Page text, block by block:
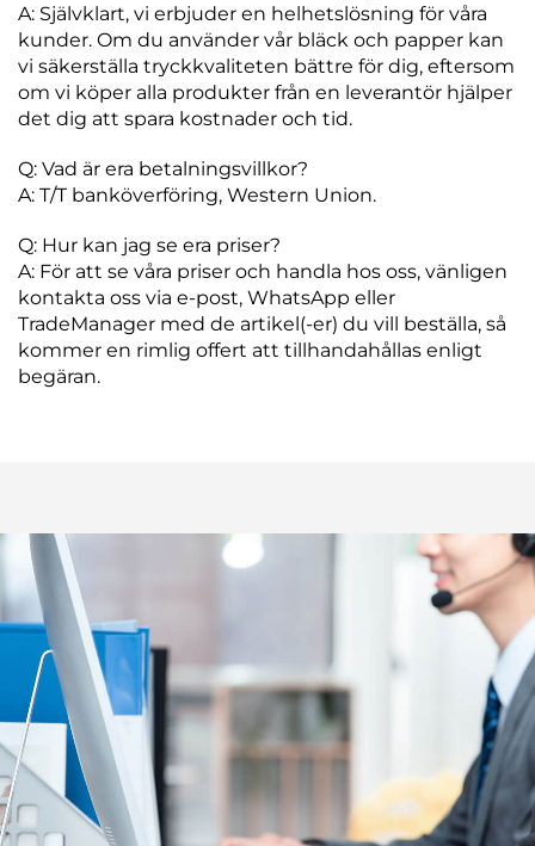
A: Självklart, vi erbjuder en helhetslösning för våra
kunder. Om du använder vår bläck och papper kan
vi säkerställa tryckkvaliteten bättre för dig, eftersom
om vi köper alla produkter från en leverantör hjälper
det dig att spara kostnader och tid.
Q: Vad är era betalningsvillkor?
A: T/T banköverföring, Western Union.
Q: Hur kan jag se era priser?
A: För att se våra priser och handla hos oss, vänligen
kontakta oss via e-post, WhatsApp eller
TradeManager med de artikel(-er) du vill beställa, så
kommer en rimlig offert att tillhandahållas enligt
begäran.